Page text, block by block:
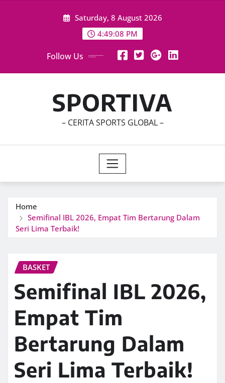
Saturday, 8 August 2026
4:49:09 PM
Follow Us
SPORTIVA
– CERITA SPORTS GLOBAL –
Home
Semifinal IBL 2026, Empat Tim Bertarung Dalam
Seri Lima Terbaik!
BASKET
Semifinal IBL 2026,
Empat Tim
Bertarung Dalam
Seri Lima Terbaik!